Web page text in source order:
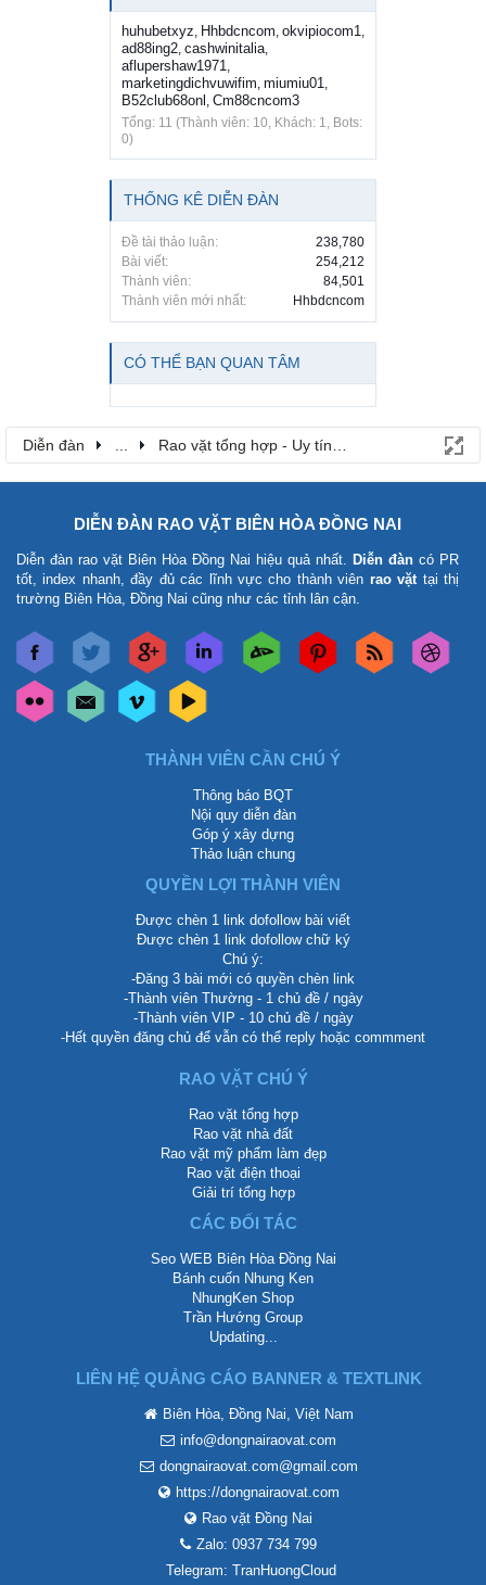
huhubetxyz Hhbdcncom okvipiocom1
ad88ing2 cashwinitalia
aflupershaw1971
marketingdichvuwifim miumiu01
B52club68onl Cm88cncom3
Tổng: 11 (Thành viên: 10, Khách: 1, Bots:
0)
THỐNG KÊ DIỄN ĐÀN
Đề tài thảo luận:
238,780
Bài viết:
254,212
Thành viên:
84,501
Thành viên mới nhất:
Hhbdcncom
CÓ THỂ BẠN QUAN TÂM
Diễn đàn Rao vặt tổng hợp - Uy tín - Miễn phí
DIỄN ĐÀN RAO VẶT BIÊN HÒA ĐỒNG NAI
Diễn đàn rao vặt Biên Hòa Đồng Nai hiệu quả nhất. Diễn đàn có PR
tốt, index nhanh, đầy đủ các lĩnh vực cho thành viên rao vặt tại thị
trường Biên Hòa, Đồng Nai cũng như các tỉnh lân cận.
THÀNH VIÊN CẦN CHÚ Ý
Thông báo BQT
Nội quy diễn đàn
Góp ý xây dựng
Thảo luận chung
QUYỀN LỢI THÀNH VIÊN
Được chèn 1 link dofollow bài viết
Được chèn 1 link dofollow chữ ký
Chú ý:
-Đăng 3 bài mới có quyền chèn link
-Thành viên Thường - 1 chủ đề / ngày
-Thành viên VIP - 10 chủ đề / ngày
-Hết quyền đăng chủ để vẫn có thể reply hoặc commment
RAO VẶT CHÚ Ý
Rao vặt tổng hợp
Rao vặt nhà đất
Rao vặt mỹ phẩm làm đẹp
Rao vặt điện thoại
Giải trí tổng hợp
CÁC ĐỐI TÁC
Seo WEB Biên Hòa Đồng Nai
Bánh cuốn Nhung Ken
NhungKen Shop
Trần Hướng Group
Updating...
LIÊN HỆ QUẢNG CÁO BANNER & TEXTLINK
Biên Hòa, Đồng Nai, Việt Nam
info@dongnairaovat.com
dongnairaovat.com@gmail.com
https://dongnairaovat.com
Rao vặt Đồng Nai
Zalo: 0937 734 799
Telegram: TranHuongCloud